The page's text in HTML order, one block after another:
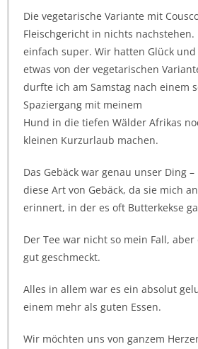
Die vegetarische Variante mit
Fleischgericht in nichts nachstehen.
einfach super. Wir hatten Glück
etwas von der vegetarischen
durfte ich am Samstag nach einem
Spaziergang mit meinem
Hund in die tiefen Wälder Afrikas
kleinen Kurzurlaub machen.
Das Gebäck war genau unser Ding
diese Art von Gebäck, da sie mich
erinnert, in der es oft Butterkekse
Der Tee war nicht so mein Fall,
gut geschmeckt.
Alles in allem war es ein absolut
einem mehr als guten Essen.
Wir möchten uns von ganzem